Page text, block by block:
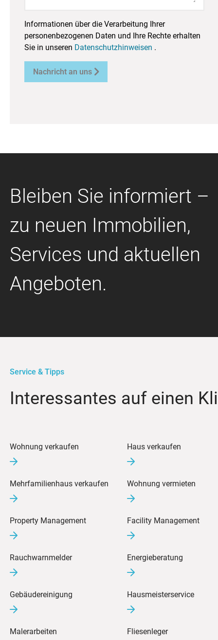
Informationen über die Verarbeitung Ihrer
personenbezogenen Daten und Ihre Rechte erhalten
Sie in unseren Datenschutzhinweisen .
Nachricht an uns 
Bleiben Sie informiert –
zu neuen Immobilien,
Services und aktuellen
Angeboten.
Service & Tipps
Interessantes auf einen
Wohnung verkaufen Haus verkaufen
Mehrfamilienhaus verkaufen Wohnung vermieten
Property Management Facility Management
Rauchwarnmelder Energieberatung
Gebäudereinigung Hausmeisterservice
Malerarbeiten Fliesenleger